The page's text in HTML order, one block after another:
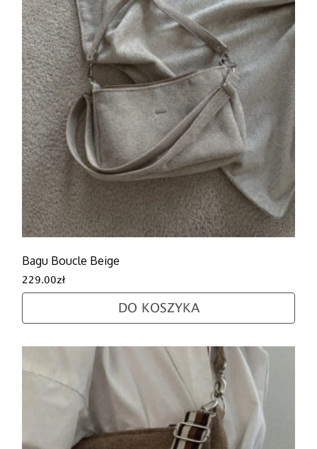
Bagu Boucle Beige
229.00zł
DO KOSZYKA